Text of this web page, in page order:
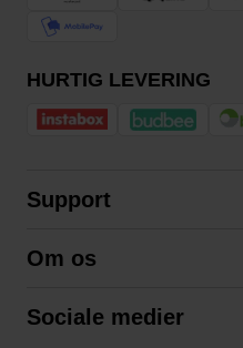
HURTIG LEVERING
Support
Betingelser
Om os
Sociale medier